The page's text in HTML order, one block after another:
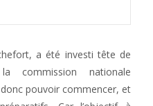
a été investi tête de
commission nationale
pouvoir commencer, et